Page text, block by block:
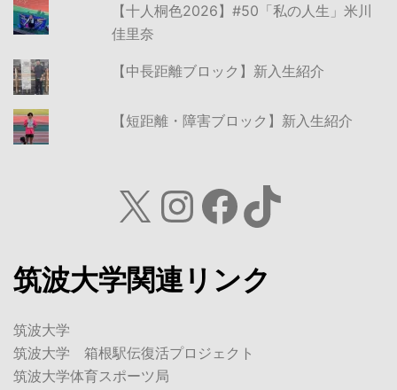
【十人桐色2026】#50「私の人生」米川
佳里奈
【中長距離ブロック】新入生紹介
【短距離・障害ブロック】新入生紹介
X Instagram
Facebook
TikTok
筑波大学関連リンク
筑波大学
筑波大学 箱根駅伝復活プロジェクト
筑波大学体育スポーツ局